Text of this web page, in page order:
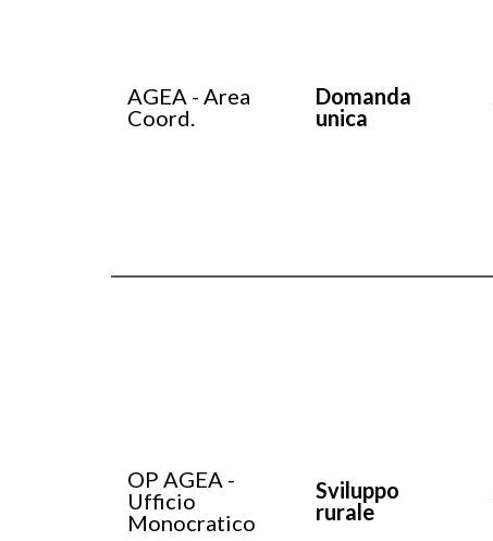
AGEA - Area
Coord.
Domanda
unica
OP AGEA -
Ufficio
Monocratico
Sviluppo
rurale